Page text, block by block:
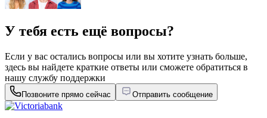
У тебя есть ещё вопросы?
Если у вас остались вопросы или вы хотите узнать больше,
здесь вы найдете краткие ответы или сможете обратиться в
нашу службу поддержки
Позвоните прямо сейчас Отправить сообщение